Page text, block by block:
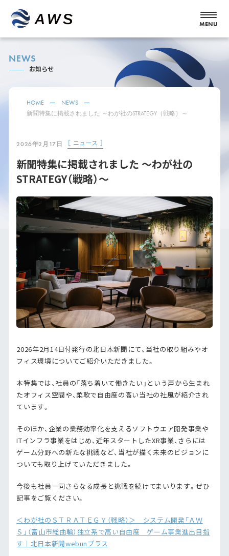
NEWS
お知らせ
HOME
NEWS
新聞特集に掲載されました ～わが社のSTRATEGY（戦略）～
2026年2月17日 ［ ニュース ］
新聞特集に掲載されました ～わが社の
STRATEGY（戦略）～
2026年2月14日付発行の北日本新聞にて、当社の取り組みやオ
フィス環境についてご紹介いただきました。
本特集では、社員の「落ち着いて働きたい」という声から生まれ
たオフィス空間や、柔軟で自由度の高い当社の社風が紹介され
ています。
そのほか、企業の業務効率化を支えるソフトウエア開発事業や
ITインフラ事業をはじめ、近年スタートしたXR事業、さらには
ゲーム分野への新たな挑戦など、当社が描く未来のビジョンに
ついても取り上げていただきました。
今後も社員一同さらなる成長と挑戦を続けてまいります。ぜひ
記事をご覧ください。
＜わが社のＳＴＲＡＴＥＧＹ（戦略）＞ システム開発「ＡＷ
Ｓ」（富山市総曲輪）独立系で高い自由度 ゲーム事業進出目指
す｜北日本新聞webunプラス